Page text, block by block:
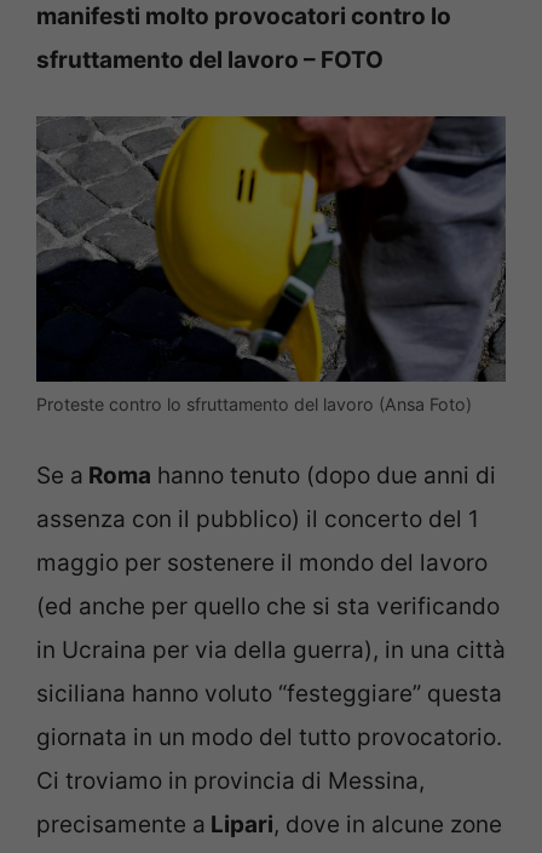
manifesti molto provocatori contro lo
sfruttamento del lavoro – FOTO
Proteste contro lo sfruttamento del lavoro (Ansa Foto)
Se a Roma hanno tenuto (dopo due anni di
assenza con il pubblico) il concerto del 1
maggio per sostenere il mondo del lavoro
(ed anche per quello che si sta verificando
in Ucraina per via della guerra), in una città
siciliana hanno voluto “festeggiare” questa
giornata in un modo del tutto provocatorio.
Ci troviamo in provincia di Messina,
precisamente a Lipari, dove in alcune zone